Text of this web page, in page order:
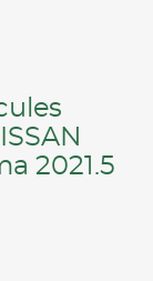
2021.5